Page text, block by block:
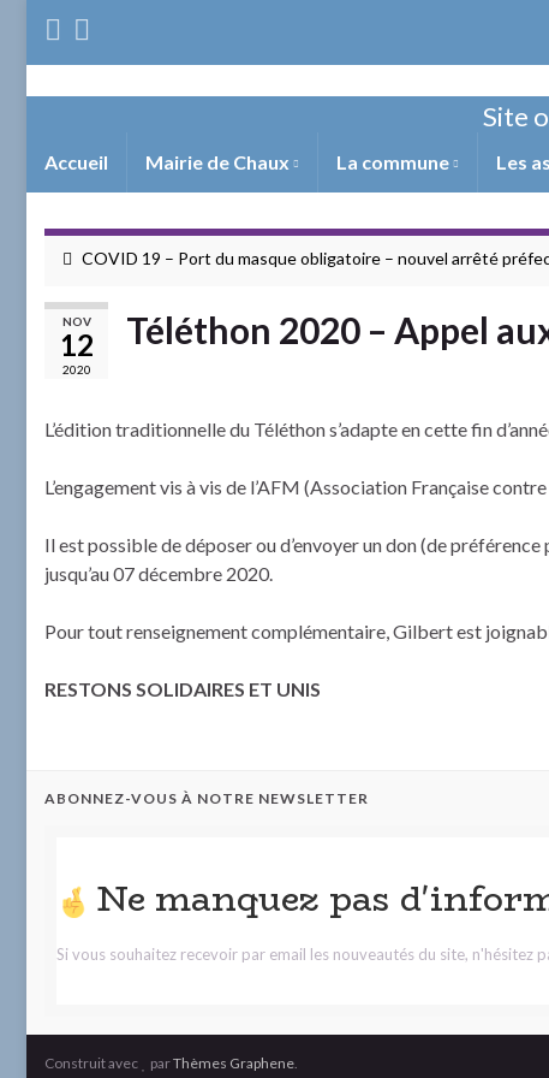
Site
Accueil Mairie de Chaux La commune Les
COVID 19 – Port du masque obligatoire – nouvel arrêté
NOV
12
2020
Téléthon 2020 – Appel
L’édition traditionnelle du Téléthon s’adapte en cette fin
L’engagement vis à vis de l’AFM (Association Française
Il est possible de déposer ou d’envoyer un don (de
jusqu’au 07 décembre 2020.
Pour tout renseignement complémentaire, Gilbert est
RESTONS SOLIDAIRES ET UNIS
ABONNEZ-VOUS À NOTRE NEWSLETTER
Ne manquez pas
Si vous souhaitez recevoir par email les nouveautés du site, n'hésitez
Construit avec parThèmes Graphene.